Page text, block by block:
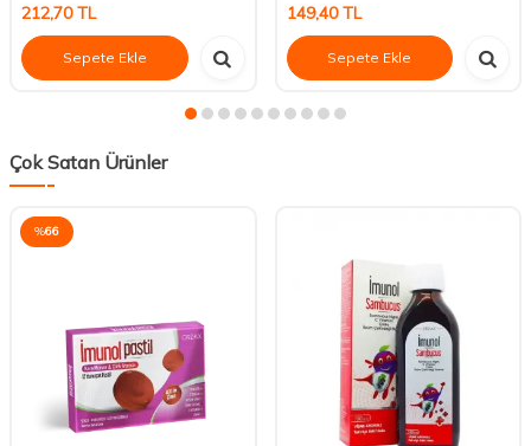
212,70TL
Sepete Ekle
149,40TL
Sepete Ekle
Çok Satan Ürünler
%66